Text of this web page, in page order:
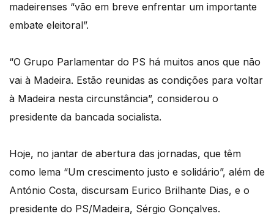
madeirenses “vão em breve enfrentar um importante
embate eleitoral”.
“O Grupo Parlamentar do PS há muitos anos que não
vai à Madeira. Estão reunidas as condições para voltar
à Madeira nesta circunstância”, considerou o
presidente da bancada socialista.
Hoje, no jantar de abertura das jornadas, que têm
como lema “Um crescimento justo e solidário”, além de
António Costa, discursam Eurico Brilhante Dias, e o
presidente do PS/Madeira, Sérgio Gonçalves.